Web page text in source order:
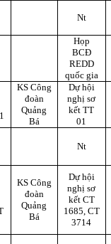
Nt
Họp
BCĐ
REDD
quốc gia
KS Công
đoàn
Quảng
Bá
Dự hội
nghị sơ
kết TT
01
Nt
KS Công
đoàn
Quảng
Bá
Dự hội
nghị sơ
kết CT
1685, CT
3714